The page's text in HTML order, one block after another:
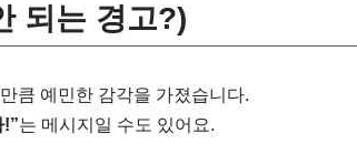
되는 경고?)
큼 예민한 감각을 가졌습니다.
!”는 메시지일 수도 있어요.